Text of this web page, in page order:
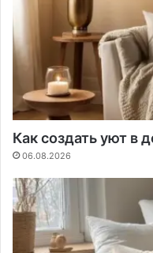
Как создать уют в
06.08.2026